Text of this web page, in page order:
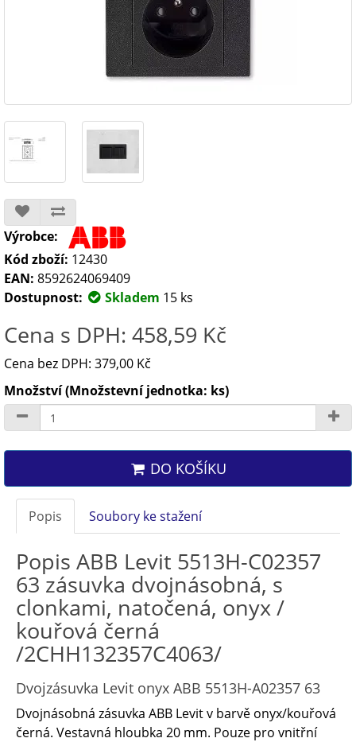
Výrobce:
Kód zboží: 12430
EAN: 8592624069409
Dostupnost:
Skladem 15 ks
Cena s DPH: 458,59 Kč
Cena bez DPH: 379,00 Kč
Množství (Množstevní jednotka: ks)
DO KOŠÍKU
Popis Soubory ke stažení
Popis ABB Levit 5513H-C02357
63 zásuvka dvojnásobná, s
clonkami, natočená, onyx /
kouřová černá
/2CHH132357C4063/
Dvojzásuvka Levit onyx ABB 5513H-A02357 63
Dvojnásobná zásuvka ABB Levit v barvě onyx/kouřová
černá. Vestavná hloubka 20 mm. Pouze pro vnitřní